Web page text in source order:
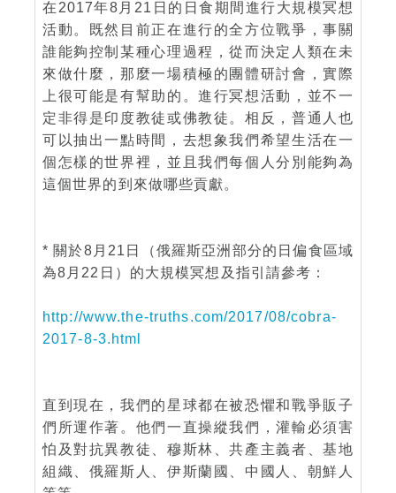
在2017年8月21日的日食期間進行大規模冥想
活動。既然目前正在進行的全方位戰爭，事關
誰能夠控制某種心理過程，從而決定人類在未
來做什麼，那麼一場積極的團體研討會，實際
上很可能是有幫助的。進行冥想活動，並不一
定非得是印度教徒或佛教徒。相反，普通人也
可以抽出一點時間，去想象我們希望生活在一
個怎樣的世界裡，並且我們每個人分別能夠為
這個世界的到來做哪些貢獻。
* 關於8月21日（俄羅斯亞洲部分的日偏食區域
為8月22日）的大規模冥想及指引請參考：
http://www.the-truths.com/2017/08/cobra-
2017-8-3.html
直到現在，我們的星球都在被恐懼和戰爭販子
們所運作著。他們一直操縱我們，灌輸必須害
怕及對抗異教徒、穆斯林、共產主義者、基地
組織、俄羅斯人、伊斯蘭國、中國人、朝鮮人